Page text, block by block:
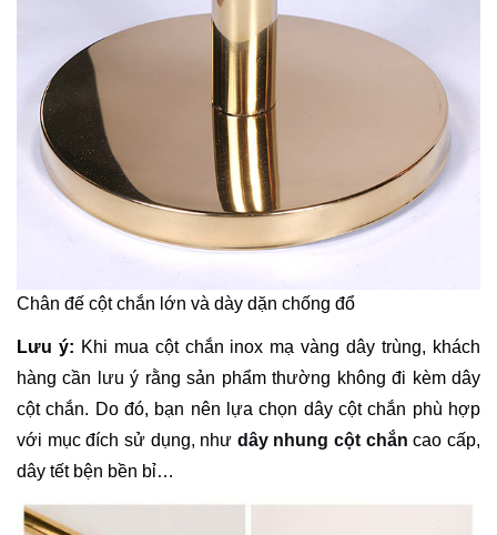
Chân đế cột chắn lớn và dày dặn chống đổ
Lưu ý: Khi mua cột chắn inox mạ vàng dây trùng, khách
hàng cần lưu ý rằng sản phẩm thường không đi kèm dây
cột chắn. Do đó, bạn nên lựa chọn dây cột chắn phù hợp
với mục đích sử dụng, như dây nhung cột chắn cao cấp,
dây tết bện bền bỉ…